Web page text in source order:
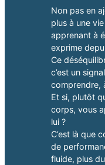
Non pas en
plus à une
apprenant à
exprime
Ce
c’est un
comprendre,
Et si, plutôt
corps, vous
lui ?
C’est là que
de
fluide, plus